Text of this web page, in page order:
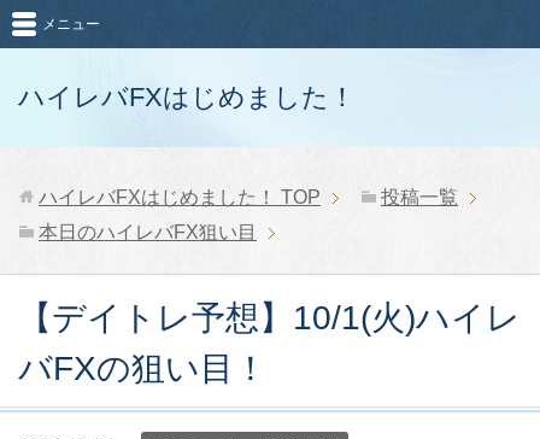
ハイレバFXはじめました！
メニュー
ハイレバFXはじめました！ TOP
投稿一覧
本日のハイレバFX狙い目
【デイトレ予想】10/1(火)ハイレ
バFXの狙い目！